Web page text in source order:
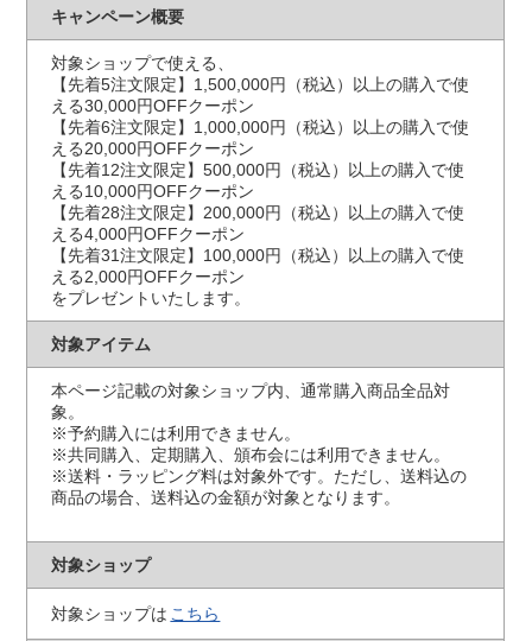
キャンペーン概要
対象ショップで使える、
【先着5注文限定】1,500,000円（税込）以上の購入で使
える30,000円OFFクーポン
【先着6注文限定】1,000,000円（税込）以上の購入で使
える20,000円OFFクーポン
【先着12注文限定】500,000円（税込）以上の購入で使
える10,000円OFFクーポン
【先着28注文限定】200,000円（税込）以上の購入で使
える4,000円OFFクーポン
【先着31注文限定】100,000円（税込）以上の購入で使
える2,000円OFFクーポン
をプレゼントいたします。
対象アイテム
本ページ記載の対象ショップ内、通常購入商品全品対
象。
※予約購入には利用できません。
※共同購入、定期購入、頒布会には利用できません。
※送料・ラッピング料は対象外です。ただし、送料込の
商品の場合、送料込の金額が対象となります。
対象ショップ
対象ショップは こちら